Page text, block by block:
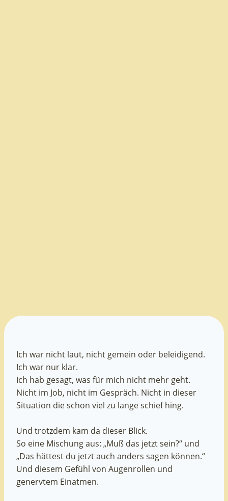
Ich war nicht laut, nicht gemein oder beleidigend.
Ich war nur klar.
Ich hab gesagt, was für mich nicht mehr geht.
Nicht im Job, nicht im Gespräch. Nicht in dieser
Situation die schon viel zu lange schief hing.
Und trotzdem kam da dieser Blick.
So eine Mischung aus: „Muß das jetzt sein?“ und
„Das hättest du jetzt auch anders sagen können.“
Und diesem Gefühl von Augenrollen und
genervtem Einatmen.